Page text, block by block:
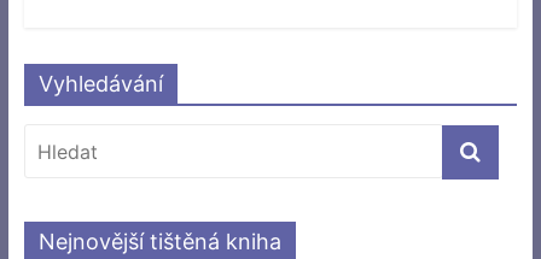
Vyhledávání
Nejnovější tištěná kniha